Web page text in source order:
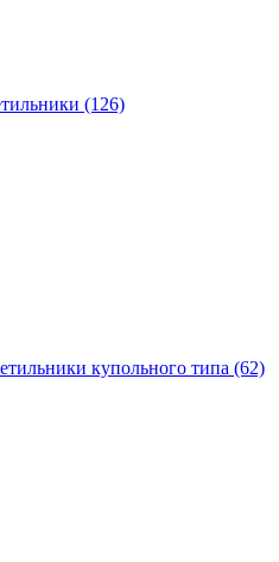
(126)
купольного типа (62)